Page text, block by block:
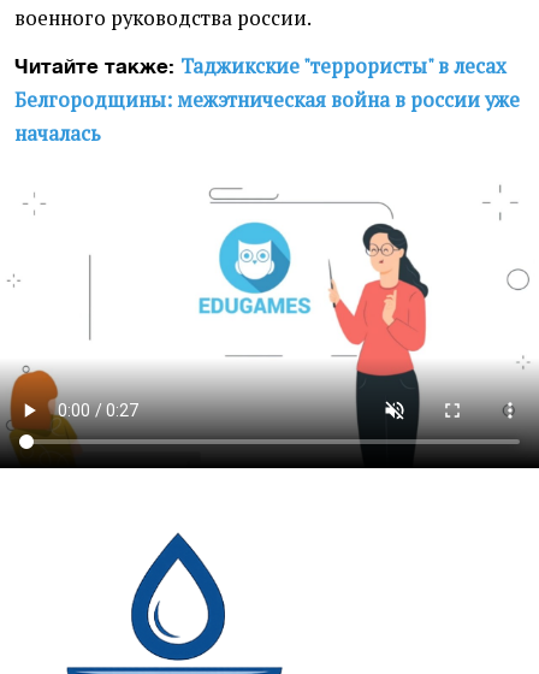
военного руководства россии.
Читайте также: Таджикские "террористы" в лесах
Белгородщины: межэтническая война в россии уже
началась